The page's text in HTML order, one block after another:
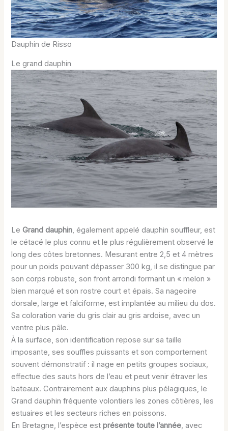
Dauphin de Risso
Le grand dauphin
LeGrand dauphin, également appelé dauphin souffleur, est
le cétacé le plus connu et le plus régulièrement observé le
long des côtes bretonnes. Mesurant entre 2,5 et 4 mètres
pour un poids pouvant dépasser 300 kg, il se distingue par
son corps robuste, son front arrondi formant un « melon »
bien marqué et son rostre court et épais. Sa nageoire
dorsale, large et falciforme, est implantée au milieu du dos.
Sa coloration varie du gris clair au gris ardoise, avec un
ventre plus pâle.
À la surface, son identification repose sur sa taille
imposante, ses souffles puissants et son comportement
souvent démonstratif : il nage en petits groupes sociaux,
effectue des sauts hors de l’eau et peut venir étraver les
bateaux. Contrairement aux dauphins plus pélagiques, le
Grand dauphin fréquente volontiers les zones côtières, les
estuaires et les secteurs riches en poissons.
En Bretagne, l’espèce estprésente toute l’année, avec